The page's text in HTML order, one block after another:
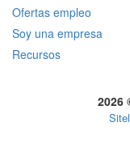
Ofertas empleo
Soy una empresa
Recursos
2026